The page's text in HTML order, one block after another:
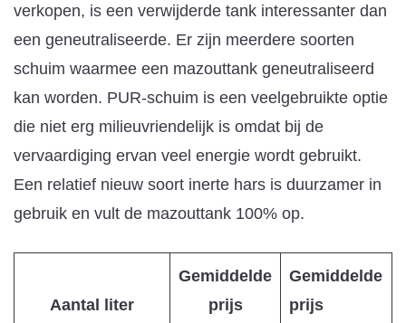
verkopen, is een verwijderde tank interessanter dan
een geneutraliseerde. Er zijn meerdere soorten
schuim waarmee een mazouttank geneutraliseerd
kan worden. PUR-schuim is een veelgebruikte optie
die niet erg milieuvriendelijk is omdat bij de
vervaardiging ervan veel energie wordt gebruikt.
Een relatief nieuw soort inerte hars is duurzamer in
gebruik en vult de mazouttank 100% op.
Aantal liter
Gemiddelde
prijs
Gemiddelde
prijs